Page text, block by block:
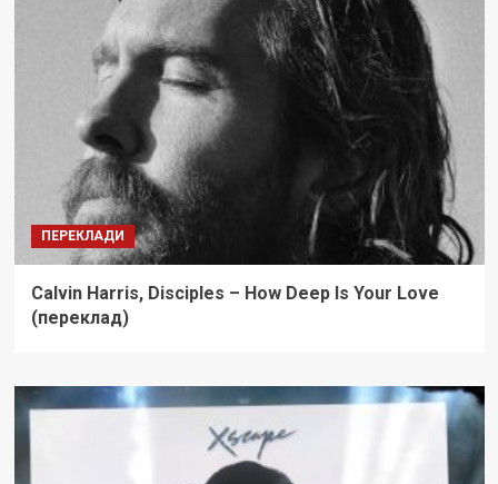
ПЕРЕКЛАДИ
Calvin Harris, Disciples – How Deep Is Your Love
(переклад)